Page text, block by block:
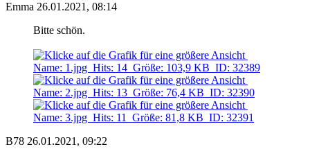
Emma 26.01.2021, 08:14
Bitte schön.
B78 26.01.2021, 09:22